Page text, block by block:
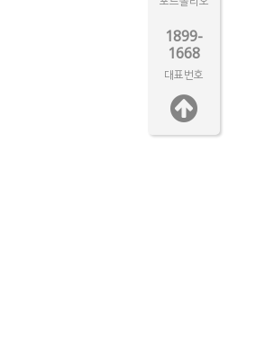
1899-
1668
대표번호